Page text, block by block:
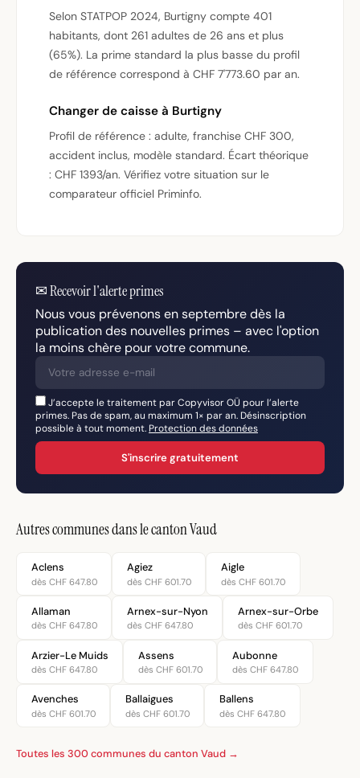
Selon STATPOP 2024, Burtigny compte 401
habitants, dont 261 adultes de 26 ans et plus
(65%). La prime standard la plus basse du profil
de référence correspond à CHF 7'773.60 par an.
Changer de caisse à Burtigny
Profil de référence : adulte, franchise CHF 300,
accident inclus, modèle standard. Écart théorique
: CHF 1393/an. Vérifiez votre situation sur le
comparateur officiel Priminfo.
✉Recevoir l'alerte primes
Nous vous prévenons en septembre dès la
publication des nouvelles primes – avec l'option
la moins chère pour votre commune.
J’accepte le traitement par Copyvisor OÜ pour l’alerte
primes. Pas de spam, au maximum 1× par an. Désinscription
possible à tout moment. Protection des données
S'inscrire gratuitement
Autres communes dans le canton Vaud
Aclens
dès CHF 647.80
Agiez
dès CHF 601.70
Aigle
dès CHF 601.70
Allaman
dès CHF 647.80
Arnex-sur-Nyon
dès CHF 647.80
Arnex-sur-Orbe
dès CHF 601.70
Arzier-Le Muids
dès CHF 647.80
Assens
dès CHF 601.70
Aubonne
dès CHF 647.80
Avenches
dès CHF 601.70
Ballaigues
dès CHF 601.70
Ballens
dès CHF 647.80
Toutes les 300 communes du canton Vaud →